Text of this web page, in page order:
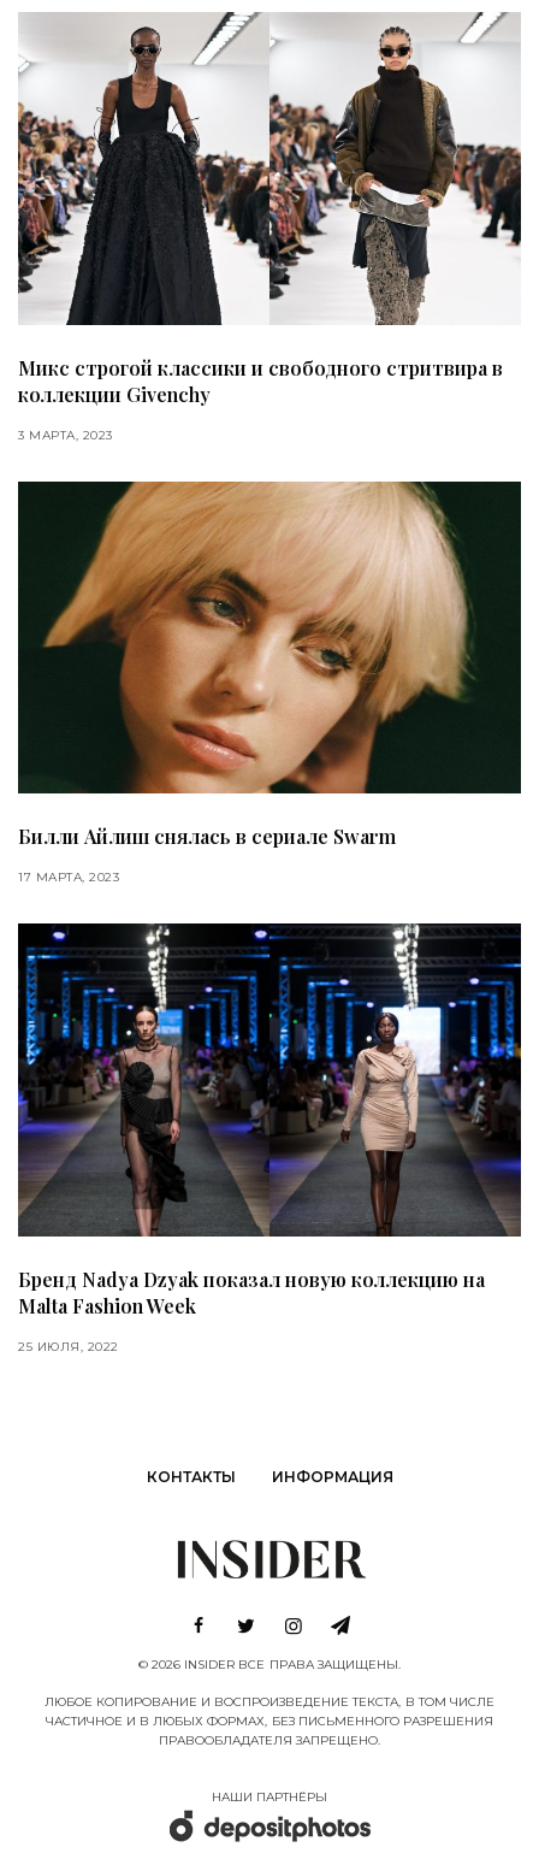
Микс строгой классики и свободного стритвира в
коллекции Givenchy
3 МАРТА, 2023
Билли Айлиш снялась в сериале Swarm
17 МАРТА, 2023
Бренд Nadya Dzyak показал новую коллекцию на
Malta Fashion Week
25 ИЮЛЯ, 2022
КОНТАКТЫ ИНФОРМАЦИЯ
© 2026 INSIDER ВСЕ ПРАВА ЗАЩИЩЕНЫ.
ЛЮБОЕ КОПИРОВАНИЕ И ВОСПРОИЗВЕДЕНИЕ ТЕКСТА, В ТОМ ЧИСЛЕ
ЧАСТИЧНОЕ И В ЛЮБЫХ ФОРМАХ, БЕЗ ПИСЬМЕННОГО РАЗРЕШЕНИЯ
ПРАВООБЛАДАТЕЛЯ ЗАПРЕЩЕНО.
НАШИ ПАРТНËРЫ